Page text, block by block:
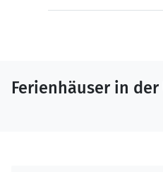
Ferienhäuser in